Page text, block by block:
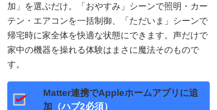
加」を選ぶだけ。「おやすみ」シーンで照明・カー
テン・エアコンを一括制御、「ただいま」シーンで
帰宅時に家全体を快適な状態にできます。声だけで
家中の機器を操れる体験はまさに魔法そのもので
す。
Matter連携でAppleホームアプリに追
加 （ハブ2必須）